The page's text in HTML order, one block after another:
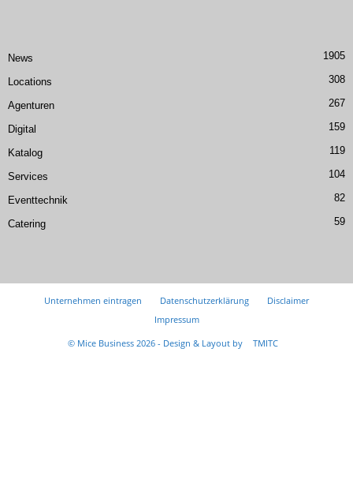
News 1905
Locations 308
Agenturen 267
Digital 159
Katalog 119
Services 104
Eventtechnik 82
Catering 59
Unternehmen eintragen Datenschutzerklärung
Disclaimer
Impressum
© Mice Business 2026 - Design & Layout by
TMITC